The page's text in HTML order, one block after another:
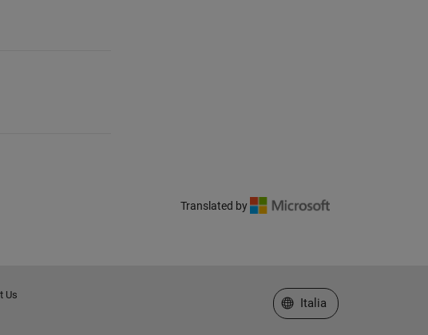
Translated by
Us
Seleziona un sito web
Italia